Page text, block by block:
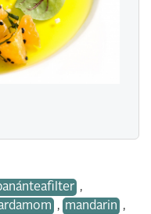
,
, mandarin ,